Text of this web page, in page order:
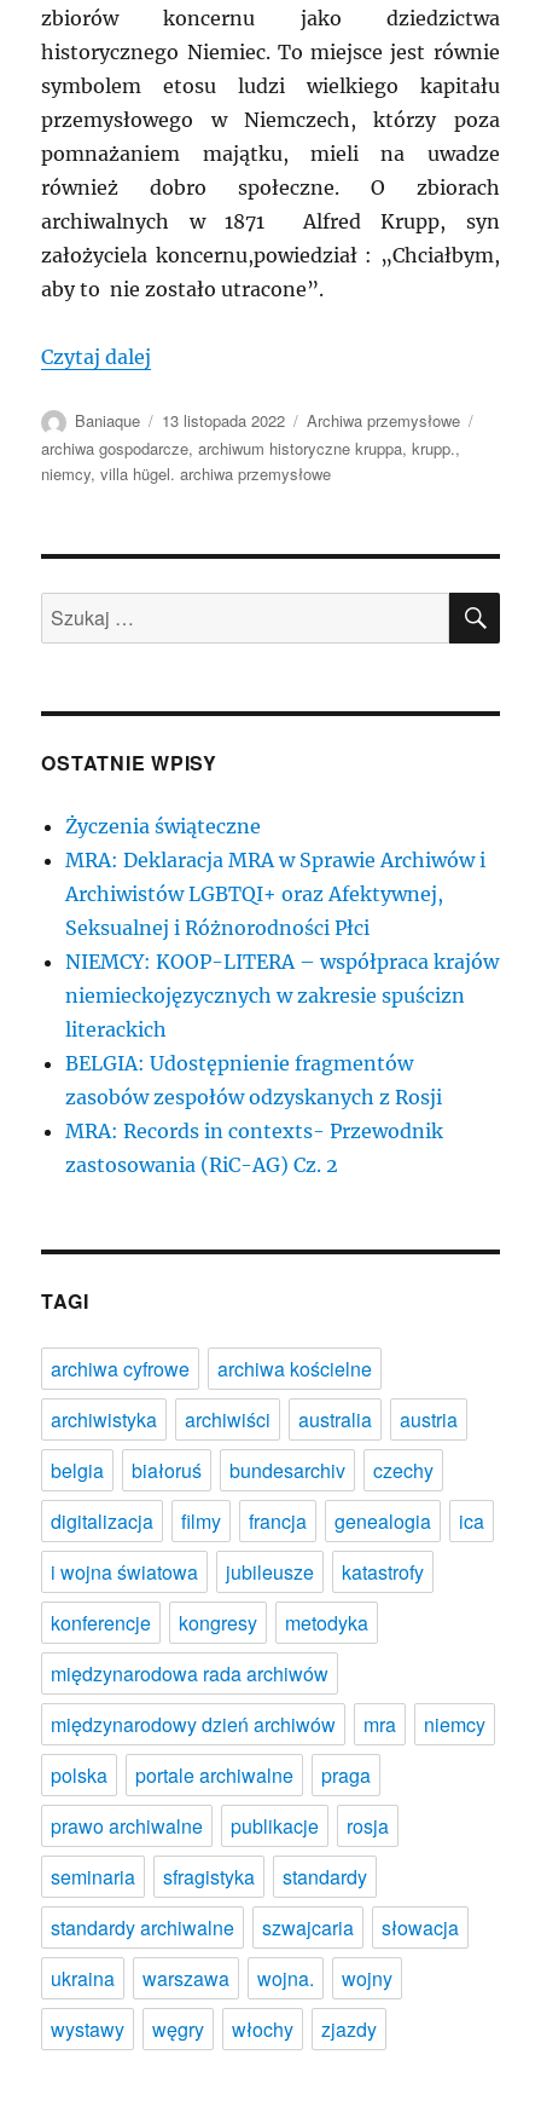
zbiorów koncernu jako dziedzictwa
historycznego Niemiec. To miejsce jest równie
symbolem etosu ludzi wielkiego kapitału
przemysłowego w Niemczech, którzy poza
pomnażaniem majątku, mieli na uwadze
również dobro społeczne. O zbiorach
archiwalnych w 1871 Alfred Krupp, syn
założyciela koncernu,powiedział : „Chciałbym,
aby to nie zostało utracone”.
Czytaj dalej
Autor
Baniaque
Data
publikacji
13 listopada 2022 Kategorie
Archiwa przemysłowe
archiwa gospodarcze,archiwum historyczne kruppa,krupp.,
niemcy,villa hügel. archiwa przemysłowe
Szukaj:
OSTATNIE WPISY
Życzenia świąteczne
MRA: Deklaracja MRA w Sprawie Archiwów i
Archiwistów LGBTQI+ oraz Afektywnej,
Seksualnej i Różnorodności Płci
NIEMCY: KOOP-LITERA – współpraca krajów
niemieckojęzycznych w zakresie spuścizn
literackich
BELGIA: Udostępnienie fragmentów
zasobów zespołów odzyskanych z Rosji
MRA: Records in contexts- Przewodnik
zastosowania (RiC-AG) Cz. 2
TAGI
archiwa cyfrowe
archiwa kościelne
archiwistyka
archiwiści australia
austria
belgia
białoruś bundesarchiv
czechy
digitalizacja
filmy francja genealogia
ica
i wojna światowa
jubileusze
katastrofy
konferencje
kongresy
metodyka
międzynarodowa rada archiwów
międzynarodowy dzień archiwów
mra
niemcy
polska
portale archiwalne
praga
prawo archiwalne
publikacje
rosja
seminaria
sfragistyka
standardy
standardy archiwalne
szwajcaria
słowacja
ukraina
warszawa wojna.
wojny
wystawy
węgry włochy zjazdy